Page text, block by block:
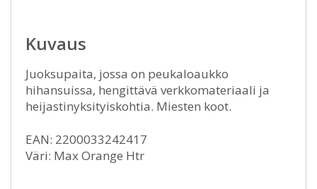
Kuvaus
Juoksupaita, jossa on peukaloaukko
hihansuissa, hengittävä verkkomateriaali ja
heijastinyksityiskohtia. Miesten koot.
EAN: 2200033242417
Väri: Max Orange Htr